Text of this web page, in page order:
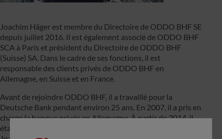
Joachim Häger est membre du Directoire de ODDO BHF SE
depuis juillet 2016. Il est également associé de ODDO BHF
SCA à Paris et président du Directoire de ODDO BHF
(Suisse) SA. Dans le cadre de ses fonctions, il est
responsable des clients privés de ODDO BHF en
Allemagne, en Suisse et en France.
Avant de rejoindre ODDO BHF, il a travaillé pour la
Deutsche Bank pendant environ 25 ans. En 2007, il a pris en
charge la banque privée en Allemagne. À partir de 2014, il
était co-responsable de la gestion d’actifs et de patrimoine.